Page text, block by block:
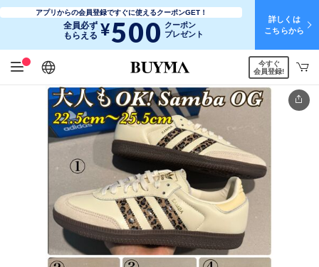
アプリからの会員登録ですぐに使えるクーポンGET！
全員必ず
もらえる ¥500 クーポン
プレゼント
詳しくは
こちらから
日本語
English
简体中文
繁體中文
今すぐ
会員登録!